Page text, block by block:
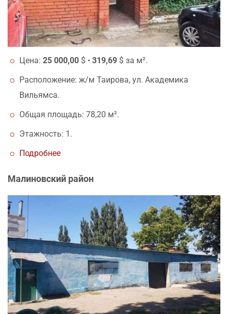
Цена: 25 000,00 $ • 319,69 $ за м².
Расположение: ж/м Таирова, ул. Академика
Вильямса.
Общая площадь: 78,20 м².
Этажность: 1.
Подробнее
Малиновский район